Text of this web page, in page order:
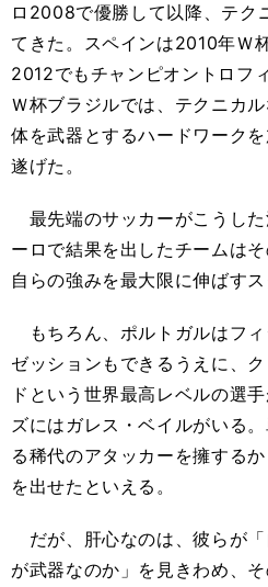
ロ2008で優勝して以降、テク
てきた。スペインは2010年Ｗ
2012でもチャンピオントロフ
Ｗ杯ブラジルでは、テクニカ
体を武器とするハードワーク
遂げた。
最先端のサッカーがこうし
ーロで結果を出したチームは
自らの強みを最大限に伸ばす
もちろん、ポルトガルはフ
ゼッションもできるうえに、
ドという世界最高レベルの選
ズにはガレス・ベイルがいる
る稀代のアタッカーを擁する
を出せたといえる。
だが、肝心なのは、彼らが
が武器なのか」を見きわめ、